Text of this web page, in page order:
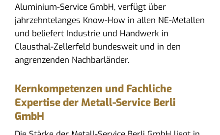
Aluminium-Service GmbH, verfügt über
jahrzehntelanges Know-How in allen NE-Metallen
und beliefert Industrie und Handwerk in
Clausthal-Zellerfeld bundesweit und in den
angrenzenden Nachbarländer.
Kernkompetenzen und Fachliche
Expertise der Metall-Service Berli
GmbH